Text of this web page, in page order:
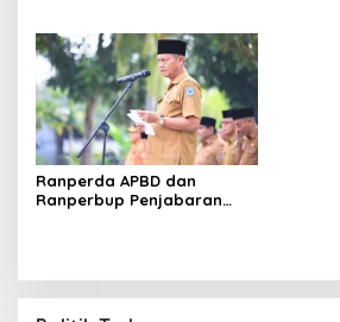
Ranperda APBD dan
Ranperbup Penjabaran